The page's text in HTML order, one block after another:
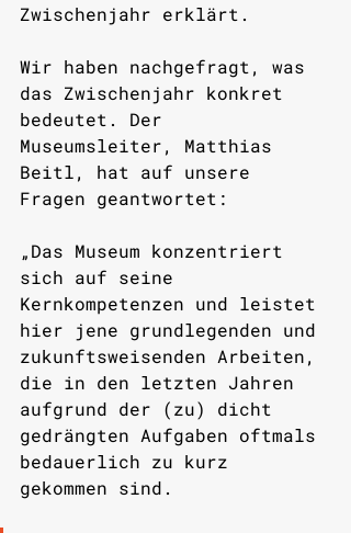
Zwischenjahr erklärt.
Wir haben nachgefragt, was
das Zwischenjahr konkret
bedeutet. Der
Museumsleiter, Matthias
Beitl, hat auf unsere
Fragen geantwortet:
„Das Museum konzentriert
sich auf seine
Kernkompetenzen und leistet
hier jene grundlegenden und
zukunftsweisenden Arbeiten,
die in den letzten Jahren
aufgrund der (zu) dicht
gedrängten Aufgaben oftmals
bedauerlich zu kurz
gekommen sind.